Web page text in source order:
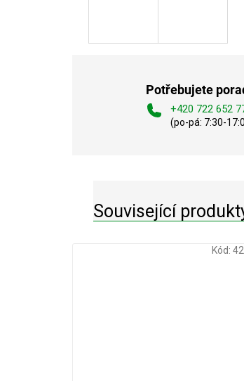
Potřebujete
+420 722 652
(po-pá: 7:30-
Související
Kód: